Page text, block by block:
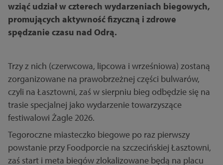
wziąć udział w czterech wydarzeniach biegowych,
promujących aktywność fizyczną i zdrowe
spędzanie czasu nad Odrą.
Trzy z nich (czerwcowa, lipcowa i wrześniowa) zostaną
zorganizowane na prawobrzeżnej części bulwarów,
czyli na Łasztowni, zaś w sierpniu bieg odbędzie się na
trasie specjalnej jako wydarzenie towarzyszące
festiwalowi Żagle 2026.
Tegoroczne miasteczko biegowe po raz pierwszy
powstanie przy Foodporcie na szczecińskiej Łasztowni,
zaś start i meta biegów zlokalizowane będą na placu